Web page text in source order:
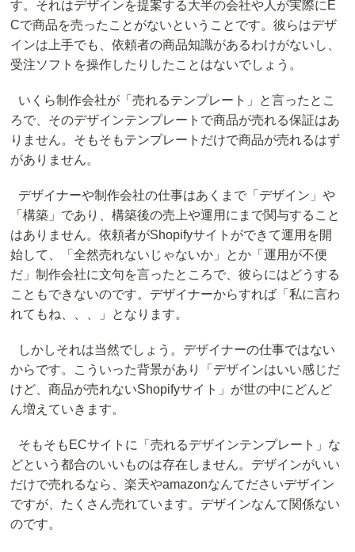
す。それはデザインを提案する大半の会社や人が実際にE
Cで商品を売ったことがないということです。彼らはデザ
インは上手でも、依頼者の商品知識があるわけがないし、
受注ソフトを操作したりしたことはないでしょう。
いくら制作会社が「売れるテンプレート」と言ったとこ
ろで、そのデザインテンプレートで商品が売れる保証はあ
りません。そもそもテンプレートだけで商品が売れるはず
がありません。
デザイナーや制作会社の仕事はあくまで「デザイン」や
「構築」であり、構築後の売上や運用にまで関与すること
はありません。依頼者がShopifyサイトができて運用を開
始して、「全然売れないじゃないか」とか「運用が不便
だ」制作会社に文句を言ったところで、彼らにはどうする
こともできないのです。デザイナーからすれば「私に言わ
れてもね、、、」となります。
しかしそれは当然でしょう。デザイナーの仕事ではない
からです。こういった背景があり「デザインはいい感じだ
けど、商品が売れないShopifyサイト」が世の中にどんど
ん増えていきます。
そもそもECサイトに「売れるデザインテンプレート」な
どという都合のいいものは存在しません。デザインがいい
だけで売れるなら、楽天やamazonなんてださいデザイン
ですが、たくさん売れています。デザインなんて関係ない
のです。